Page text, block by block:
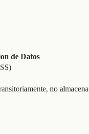
de Datos
no